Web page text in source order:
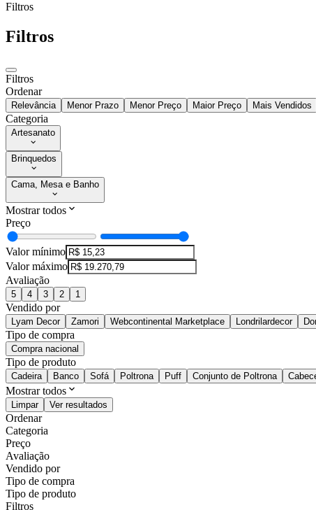
Filtros
Filtros
Filtros
Ordenar
Relevância Menor Prazo Menor Preço Maior Preço Mais Vendidos
Categoria
Artesanato
Brinquedos
Cama, Mesa e Banho
Mostrar todos
Preço
Valor mínimo
Valor máximo
Avaliação
5 4 3 2 1
Vendido por
Lyam Decor Zamori Webcontinental Marketplace Londrilardecor
Tipo de compra
Compra nacional
Tipo de produto
Cadeira Banco Sofá Poltrona Puff Conjunto de Poltrona
Mostrar todos
Limpar Ver resultados
Ordenar
Categoria
Preço
Avaliação
Vendido por
Tipo de compra
Tipo de produto
Filtros